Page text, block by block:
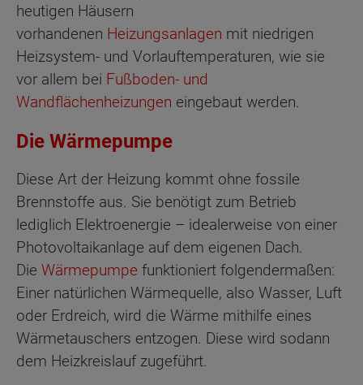
heutigen Häusern
vorhandenen Heizungsanlagen mit niedrigen
Heizsystem- und Vorlauftemperaturen, wie sie
vor allem bei Fußboden- und
Wandflächenheizungen eingebaut werden.
Die Wärmepumpe
Diese Art der Heizung kommt ohne fossile
Brennstoffe aus. Sie benötigt zum Betrieb
lediglich Elektroenergie – idealerweise von einer
Photovoltaikanlage auf dem eigenen Dach.
Die Wärmepumpe funktioniert folgendermaßen:
Einer natürlichen Wärmequelle, also Wasser, Luft
oder Erdreich, wird die Wärme mithilfe eines
Wärmetauschers entzogen. Diese wird sodann
dem Heizkreislauf zugeführt.